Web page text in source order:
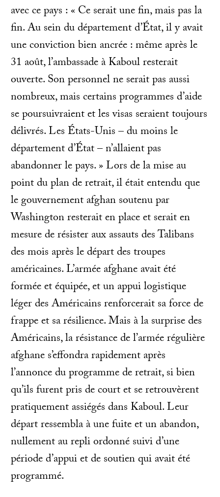
avec ce pays : « Ce serait une fin, mais pas la
fin. Au sein du département d’État, il y avait
une conviction bien ancrée : même après le
31 août, l’ambassade à Kaboul resterait
ouverte. Son personnel ne serait pas aussi
nombreux, mais certains programmes d’aide
se poursuivraient et les visas seraient toujours
délivrés. Les États-Unis – du moins le
département d’État – n’allaient pas
abandonner le pays. » Lors de la mise au
point du plan de retrait, il était entendu que
le gouvernement afghan soutenu par
Washington resterait en place et serait en
mesure de résister aux assauts des Talibans
des mois après le départ des troupes
américaines. L’armée afghane avait été
formée et équipée, et un appui logistique
léger des Américains renforcerait sa force de
frappe et sa résilience. Mais à la surprise des
Américains, la résistance de l’armée régulière
afghane s’effondra rapidement après
l’annonce du programme de retrait, si bien
qu’ils furent pris de court et se retrouvèrent
pratiquement assiégés dans Kaboul. Leur
départ ressembla à une fuite et un abandon,
nullement au repli ordonné suivi d’une
période d’appui et de soutien qui avait été
programmé.